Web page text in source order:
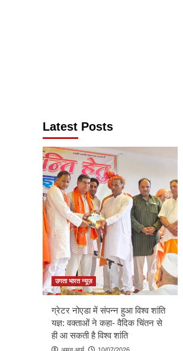
Latest Posts
उगता भारत न्यूज़
ग्रेटर नोएडा में संपन्न हुआ विश्व शांति
यज्ञ: वक्ताओं ने कहा- वैदिक चिंतन से
ही आ सकती है विश्व शांति